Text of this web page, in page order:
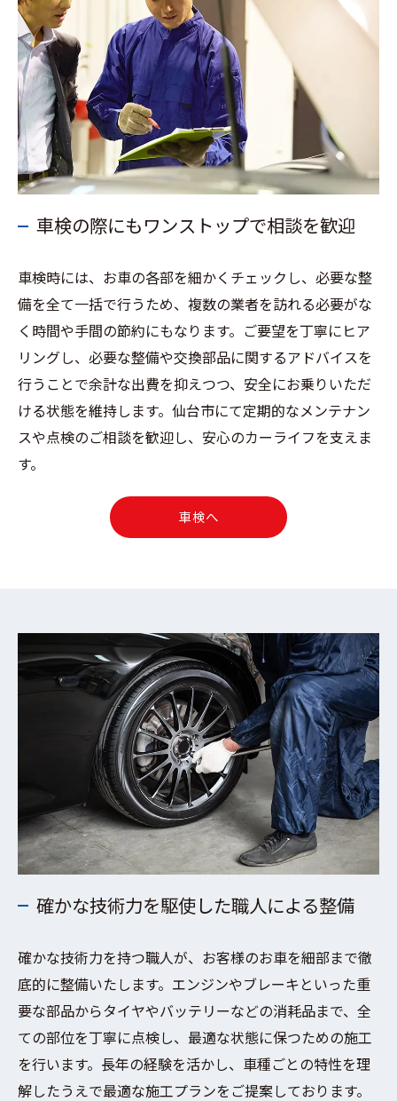
車検の際にもワンストップで相談を歓迎
車検時には、お車の各部を細かくチェックし、必要な整
備を全て一括で行うため、複数の業者を訪れる必要がな
く時間や手間の節約にもなります。ご要望を丁寧にヒア
リングし、必要な整備や交換部品に関するアドバイスを
行うことで余計な出費を抑えつつ、安全にお乗りいただ
ける状態を維持します。仙台市にて定期的なメンテナン
スや点検のご相談を歓迎し、安心のカーライフを支えま
す。
車検へ
確かな技術力を駆使した職人による整備
確かな技術力を持つ職人が、お客様のお車を細部まで徹
底的に整備いたします。エンジンやブレーキといった重
要な部品からタイヤやバッテリーなどの消耗品まで、全
ての部位を丁寧に点検し、最適な状態に保つための施工
を行います。長年の経験を活かし、車種ごとの特性を理
解したうえで最適な施工プランをご提案しております。